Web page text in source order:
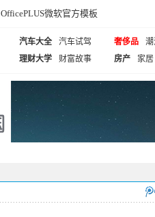
OfficePLUS微软官方模板
汽车大全
汽车试驾
理财大学
财富故事
奢侈品
房产
家居